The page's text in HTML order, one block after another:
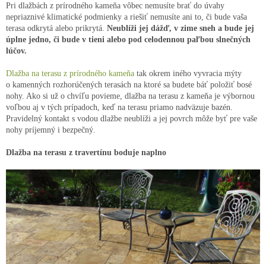
Pri dlažbách z prírodného kameňa vôbec nemusíte brať do úvahy
nepriaznivé klimatické podmienky a riešiť nemusíte ani to, či bude vaša
terasa odkrytá alebo prikrytá. Neublíži jej dážď, v zime sneh a bude jej
úplne jedno, či bude v tieni alebo pod celodennou paľbou slnečných
lúčov.
Dlažba na terasu z prírodného kameňa tak okrem iného vyvracia mýty
o kamenných rozhorúčených terasách na ktoré sa budete báť položiť bosé
nohy. Ako si už o chvíľu povieme, dlažba na terasu z kameňa je výbornou
voľbou aj v tých prípadoch, keď na terasu priamo nadväzuje bazén.
Pravidelný kontakt s vodou dlažbe neublíži a jej povrch môže byť pre vaše
nohy príjemný i bezpečný.
Dlažba na terasu z travertínu boduje naplno